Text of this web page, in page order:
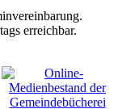
erreichbar.